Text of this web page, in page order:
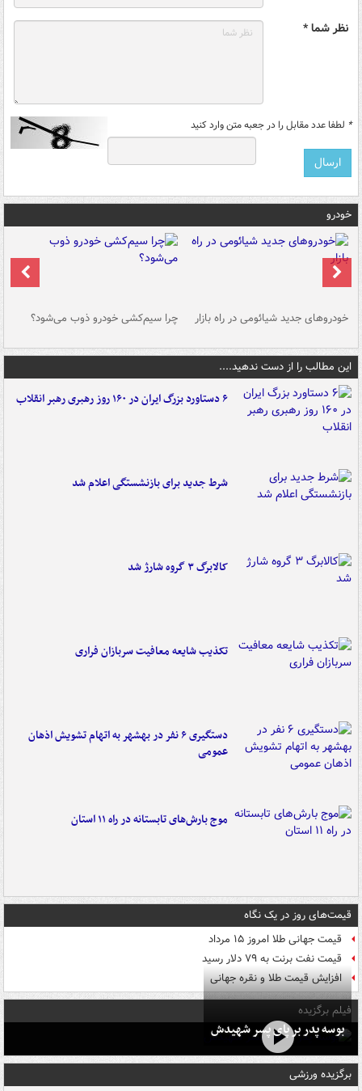
نظر شما *
* لطفا عدد مقابل را در جعبه متن وارد کنید
خودرو
خودروهای جدید شیائومی در راه بازار چرا سیم‌کشی خودرو ذوب می‌شود؟
این مطالب را از دست ندهید....
۶ دستاورد بزرگ ایران در ۱۶۰ روز رهبری رهبر انقلاب
شرط جدید برای بازنشستگی اعلام شد
کالابرگ ۳ گروه شارژ شد
تکذیب شایعه معافیت سربازان فراری
دستگیری ۶ نفر در بهشهر به اتهام تشویش اذهان
عمومی
موج بارش‌های تابستانه در راه ۱۱ استان
قیمت‌های روز در یک نگاه
قیمت جهانی طلا امروز ۱۵ مرداد
قیمت نفت برنت به ۷۹ دلار رسید
افزایش قیمت طلا و نقره جهانی
فیلم برگزیده
بوسه‌ پدر بر پای پسر شهیدش
برگزیده ورزشی